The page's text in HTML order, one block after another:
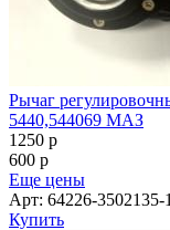
Рычаг
5440,544069 МАЗ
1250 p
600 p
Еще цены
Арт: 64226-3502135-
Купить